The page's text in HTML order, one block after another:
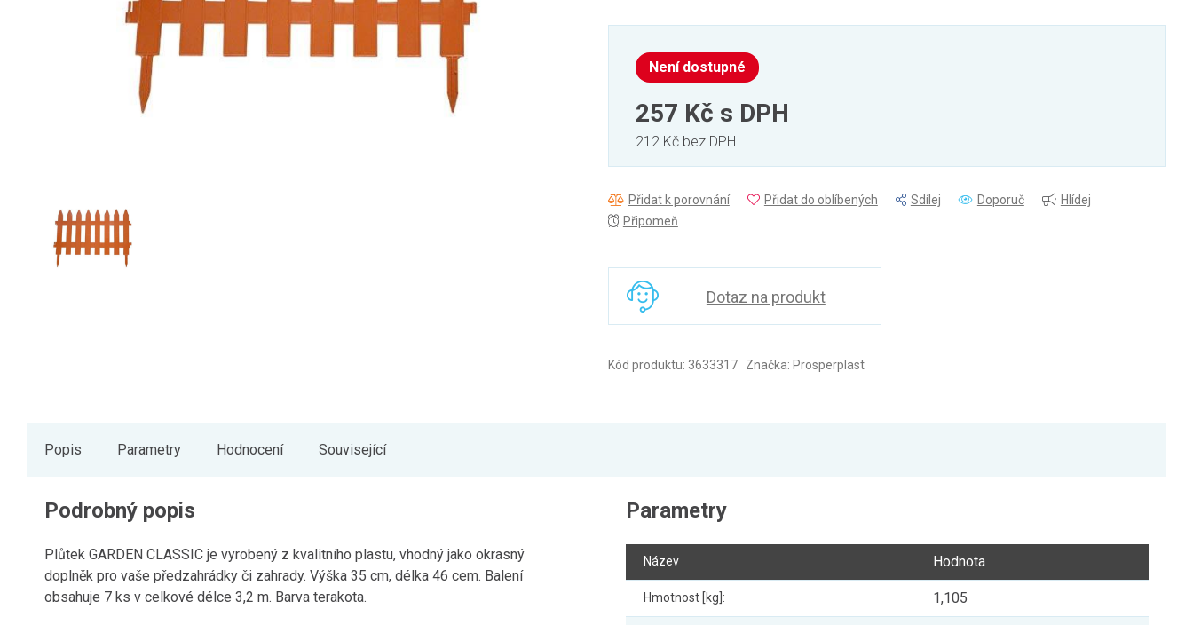
Textil, koberce
Svítidla, žárovky
Všechny kategorie
Není dostupné
257 Kč s DPH
212 Kč bez DPH
Přidat k porovnání Přidat do oblíbených Sdílej Doporuč
Hlídej
Připomeň
Dotaz na produkt
Kód produktu: 3633317 Značka: Prosperplast
Popis Parametry Hodnocení Související
Podrobný popis
Plůtek GARDEN CLASSIC je vyrobený z kvalitního plastu, vhodný jako okrasný
doplněk pro vaše předzahrádky či zahrady. Výška 35 cm, délka 46 cem. Balení
obsahuje 7 ks v celkové délce 3,2 m. Barva terakota.
Parametry
Název Hodnota
Hmotnost [kg]: 1,105